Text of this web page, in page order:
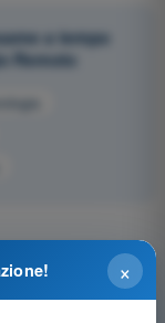
a tempo
Remoto
×